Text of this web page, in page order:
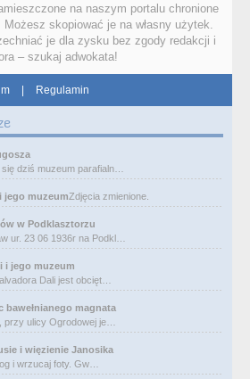
na naszym portalu chronione
skopiować je na własny użytek.
je dla zysku bez zgody redakcji i
– szukaj adwokata!
| Regulamin
dziś muzeum parafialn…
jego muzeumZdjęcia zmienione.
w Podklasztorzu
ur. 23 06 1936r na Podkl…
i jego muzeum
Dali jest obcięt…
bawełnianego magnata
przy ulicy Ogrodowej je…
i więzienie Janosika
i wrzucaj foty. Gw…